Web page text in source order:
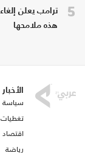
5
ترامب يعلن
هذه ملامحها
الأخبار
سياسة
تغطيات
اقتصاد
رياضة